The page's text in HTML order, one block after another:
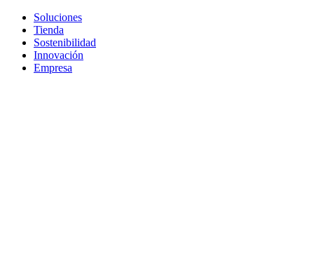
Soluciones
Tienda
Sostenibilidad
Innovación
Empresa